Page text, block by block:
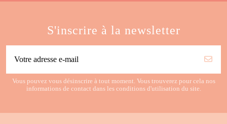
S'inscrire à la newsletter
Vous pouvez vous désinscrire à tout moment. Vous trouverez pour cela nos
informations de contact dans les conditions d'utilisation du site.